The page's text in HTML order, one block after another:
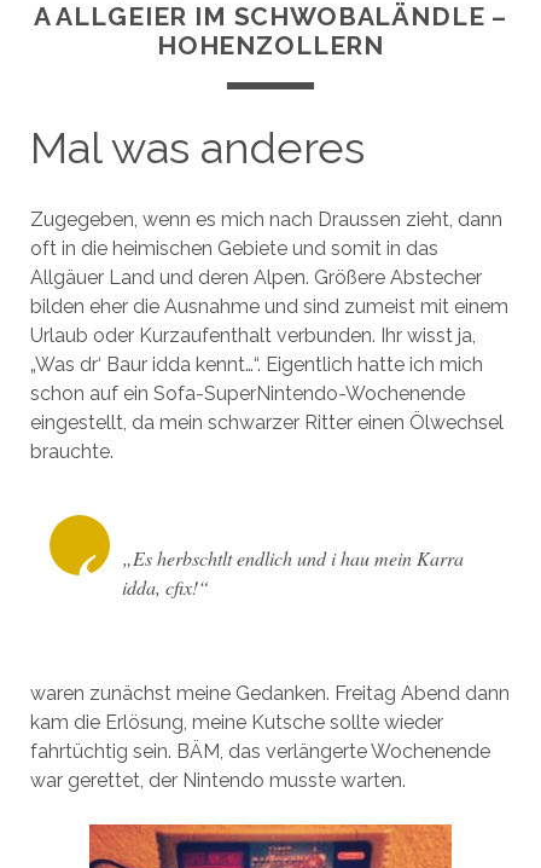
A ALLGEIER IM SCHWOBALÄNDLE –
HOHENZOLLERN
Mal was anderes
Zugegeben, wenn es mich nach Draussen zieht, dann
oft in die heimischen Gebiete und somit in das
Allgäuer Land und deren Alpen. Größere Abstecher
bilden eher die Ausnahme und sind zumeist mit einem
Urlaub oder Kurzaufenthalt verbunden. Ihr wisst ja,
„Was dr‘ Baur idda kennt…“. Eigentlich hatte ich mich
schon auf ein Sofa-SuperNintendo-Wochenende
eingestellt, da mein schwarzer Ritter einen Ölwechsel
brauchte.
„Es herbschtlt endlich und i hau mein Karra
idda, cfix!“
waren zunächst meine Gedanken. Freitag Abend dann
kam die Erlösung, meine Kutsche sollte wieder
fahrtüchtig sein. BÄM, das verlängerte Wochenende
war gerettet, der Nintendo musste warten.